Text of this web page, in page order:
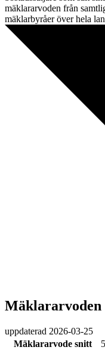
mäklararvoden från
mäklarbyråer över hela
Mäklararvoden
uppdaterad 2026-03-25
Mäklararvode snitt